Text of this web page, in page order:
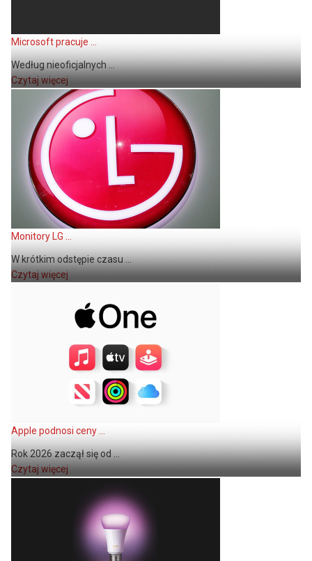
Microsoft pracuje ...
Według nieoficjalnych ...
Czytaj więcej
Monitory LG ...
W krótkim odstępie czasu ...
Czytaj więcej
Apple podnosi ceny ...
Rok 2026 zaczął się od ...
Czytaj więcej